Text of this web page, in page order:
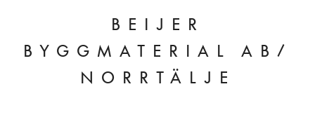
BEIJER
BYGGMATERIAL AB/
NORRTÄLJE